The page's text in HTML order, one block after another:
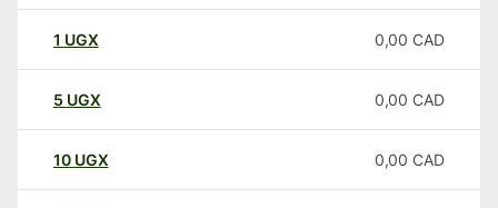
1 UGX 0,00 CAD
5 UGX 0,00 CAD
10 UGX 0,00 CAD